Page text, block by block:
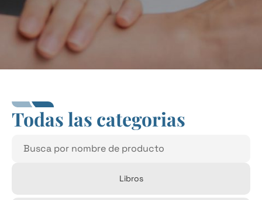
Todas las categorias
Libros